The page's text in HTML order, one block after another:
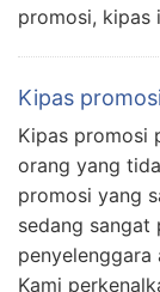
promosi, kipas
Kipas
Kipas promosi
orang yang
promosi yang
sedang sangat
penyelenggara
Kami